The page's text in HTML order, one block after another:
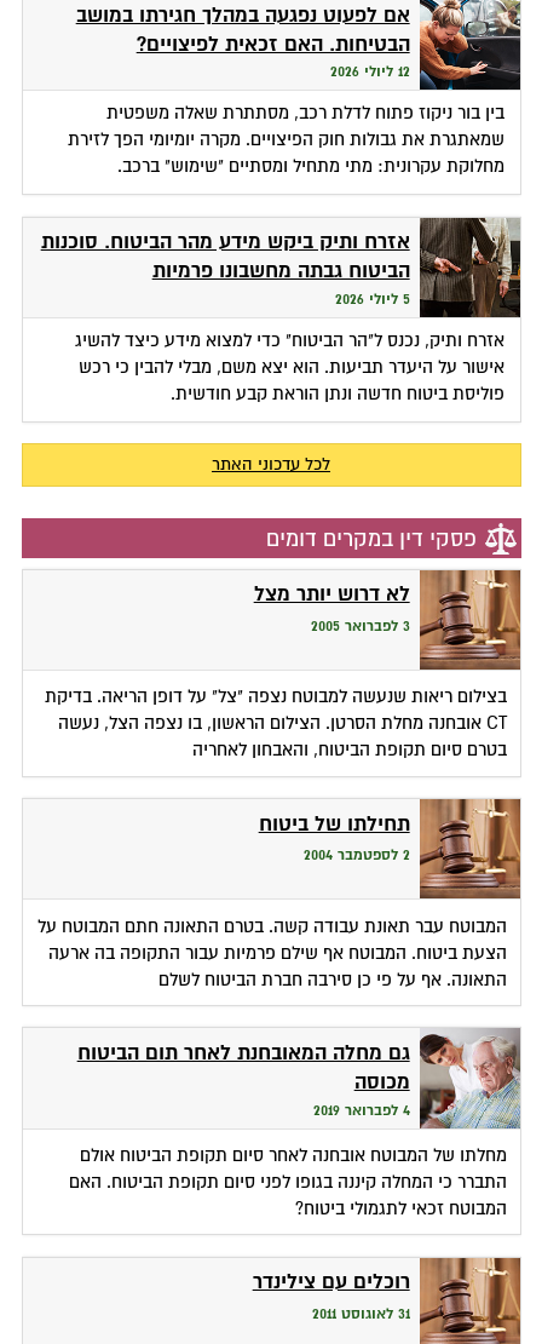
אם לפעוט נפגעה במהלך חגירתו במושב
הבטיחות. האם זכאית לפיצויים?
12 ליולי 2026
בין בור ניקוז פתוח לדלת רכב, מסתתרת שאלה משפטית
שמאתגרת את גבולות חוק הפיצויים. מקרה יומיומי הפך לזירת
מחלוקת עקרונית: מתי מתחיל ומסתיים "שימוש" ברכב.
אזרח ותיק ביקש מידע מהר הביטוח. סוכנות
הביטוח גבתה מחשבונו פרמיות
5 ליולי 2026
אזרח ותיק, נכנס ל"הר הביטוח" כדי למצוא מידע כיצד להשיג
אישור על היעדר תביעות. הוא יצא משם, מבלי להבין כי רכש
פוליסת ביטוח חדשה ונתן הוראת קבע חודשית.
לכל עדכוני האתר
פסקי דין במקרים דומים
לא דרוש יותר מצל
3 לפברואר 2005
בצילום ריאות שנעשה למבוטח נצפה "צל" על דופן הריאה. בדיקת
CT אובחנה מחלת הסרטן. הצילום הראשון, בו נצפה הצל, נעשה
בטרם סיום תקופת הביטוח, והאבחון לאחריה
תחילתו של ביטוח
2 לספטמבר 2004
המבוטח עבר תאונת עבודה קשה. בטרם התאונה חתם המבוטח על
הצעת ביטוח. המבוטח אף שילם פרמיות עבור התקופה בה ארעה
התאונה. אף על פי כן סירבה חברת הביטוח לשלם
גם מחלה המאובחנת לאחר תום הביטוח
מכוסה
4 לפברואר 2019
מחלתו של המבוטח אובחנה לאחר סיום תקופת הביטוח אולם
התברר כי המחלה קיננה בגופו לפני סיום תקופת הביטוח. האם
המבוטח זכאי לתגמולי ביטוח?
רוכלים עם צילינדר
31 לאוגוסט 2011